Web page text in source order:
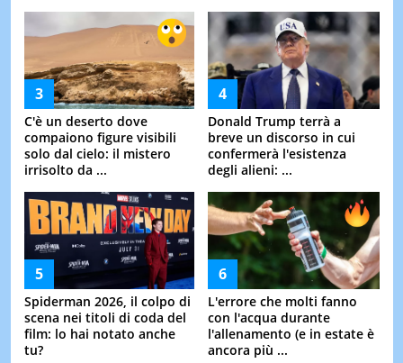
C'è un deserto dove
compaiono figure visibili
solo dal cielo: il mistero
irrisolto da ...
Donald Trump terrà a
breve un discorso in cui
confermerà l'esistenza
degli alieni: ...
Spiderman 2026, il colpo di
scena nei titoli di coda del
film: lo hai notato anche
tu?
L'errore che molti fanno
con l'acqua durante
l'allenamento (e in estate è
ancora più ...